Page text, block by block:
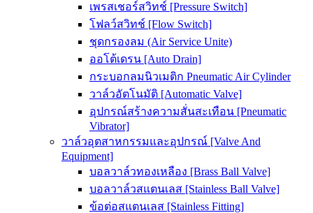
เพรสเชอร์สวิทช์ [Pressure Switch]
โฟลว์สวิทช์ [Flow Switch]
ชุดกรองลม (Air Service Unite)
ออโต้เดรน [Auto Drain]
กระบอกลมนิวเมติก Pneumatic Air Cylinder
วาล์วอัตโนมัติ [Automatic Valve]
อุปกรณ์สร้างความสั่นสะเทือน [Pneumatic
Vibrator]
วาล์วอุตสาหกรรมและอุปกรณ์ [Valve And
Equipment]
บอลวาล์วทองเหลือง [Brass Ball Valve]
บอลวาล์วสแตนเลส [Stainless Ball Valve]
ข้อต่อสแตนเลส [Stainless Fitting]